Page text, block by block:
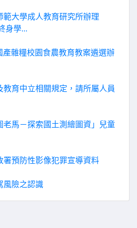
範大學成人教育研究所辦理
身學...
產雜糧校園食農教育教案遴選辦
教育中立相關規定，請所屬人員
老馬－探索國土測繪圖資」兒童
署預防性影像犯罪宣導資料
風險之認識